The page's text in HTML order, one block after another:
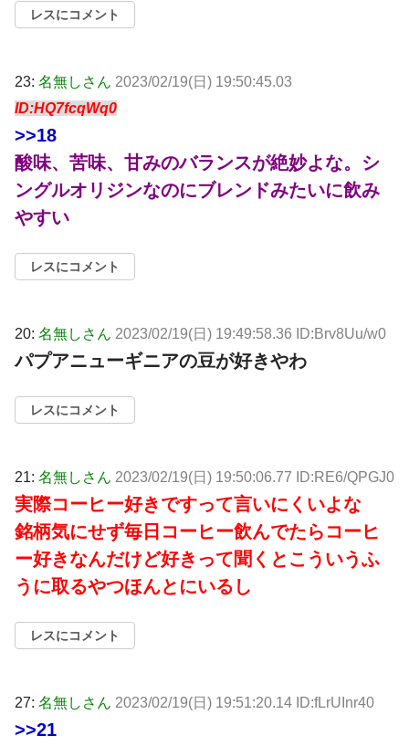
レスにコメント
23: 名無しさん 2023/02/19(日) 19:50:45.03
ID:HQ7fcqWq0
>>18
酸味、苦味、甘みのバランスが絶妙よな。シ
ングルオリジンなのにブレンドみたいに飲み
やすい
レスにコメント
20: 名無しさん 2023/02/19(日) 19:49:58.36 ID:Brv8Uu/w0
パプアニューギニアの豆が好きやわ
レスにコメント
21: 名無しさん 2023/02/19(日) 19:50:06.77 ID:RE6/QPGJ0
実際コーヒー好きですって言いにくいよな
銘柄気にせず毎日コーヒー飲んでたらコーヒ
ー好きなんだけど好きって聞くとこういうふ
うに取るやつほんとにいるし
レスにコメント
27: 名無しさん 2023/02/19(日) 19:51:20.14 ID:fLrUInr40
>>21